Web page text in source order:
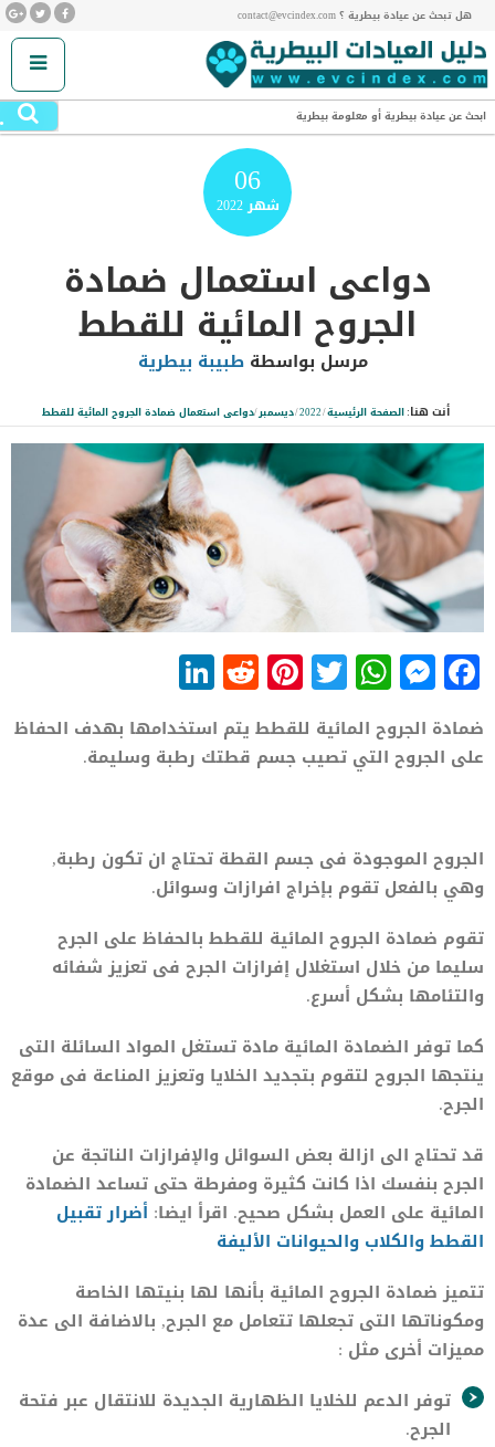
هل تبحث عن عيادة بيطرية ؟ contact@evcindex.com
ابحث عن عيادة بيطرية أو معلومة بيطرية
06
شهر2022
دواعى استعمال ضمادة
الجروح المائية للقطط
مرسل بواسطة طبيبة بيطرية
أنت هنا:الصفحة الرئيسية/
2022
/ديسمبر/دواعى استعمال ضمادة الجروح المائية للقطط
Facebook
Messenger
WhatsApp
Twitter
Pinterest
Reddit
ضمادة الجروح المائية للقطط يتم استخدامها بهدف الحفاظ
على الجروح التي تصيب جسم قطتك رطبة وسليمة.
الجروح الموجودة فى جسم القطة تحتاج ان تكون رطبة,
وهي بالفعل تقوم بإخراج افرازات وسوائل.
تقوم ضمادة الجروح المائية للقطط بالحفاظ على الجرح
سليما من خلال استغلال إفرازات الجرح فى تعزيز شفائه
والتئامها بشكل أسرع.
كما توفر الضمادة المائية مادة تستغل المواد السائلة التى
ينتجها الجروح لتقوم بتجديد الخلايا وتعزيز المناعة فى موقع
الجرح.
قد تحتاج الى ازالة بعض السوائل والإفرازات الناتجة عن
الجرح بنفسك اذا كانت كثيرة ومفرطة حتى تساعد الضمادة
المائية على العمل بشكل صحيح. اقرأ ايضا: أضرار تقبيل
القطط والكلاب والحيوانات الأليفة
تتميز ضمادة الجروح المائية بأنها لها بنيتها الخاصة
ومكوناتها التى تجعلها تتعامل مع الجرح, بالاضافة الى عدة
مميزات أخرى مثل :
توفر الدعم للخلايا الظهارية الجديدة للانتقال عبر فتحة
الجرح.